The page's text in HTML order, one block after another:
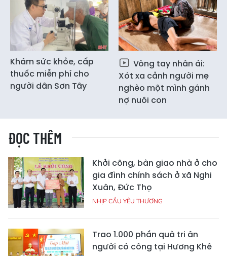
Khám sức khỏe, cấp
thuốc miễn phí cho
người dân Sơn Tây
Vòng tay nhân ái:
Xót xa cảnh người mẹ
nghèo một mình gánh
nợ nuôi con
ĐỌC THÊM
Khởi công, bàn giao nhà ở cho
gia đình chính sách ở xã Nghi
Xuân, Đức Thọ
NHỊP CẦU YÊU THƯƠNG
Trao 1.000 phần quà tri ân
người có công tại Hương Khê